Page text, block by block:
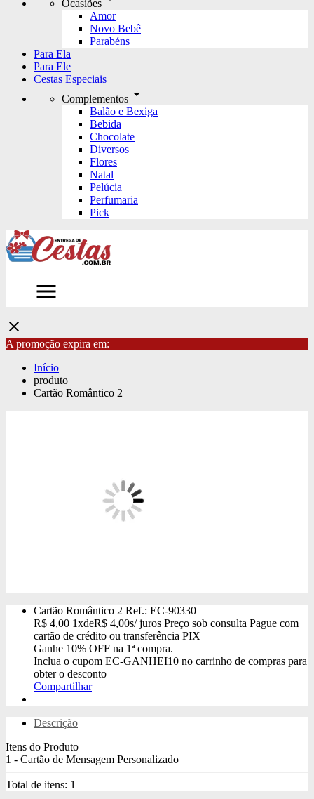
Ocasiões
Amor
Novo Bebê
Parabéns
Para Ela
Para Ele
Cestas Especiais
Complementos arrow_drop_down
Balão e Bexiga
Bebida
Chocolate
Diversos
Flores
Natal
Pelúcia
Perfumaria
Pick
menu
close
A promoção expira em:
Início
produto
Cartão Romântico 2
Cartão Romântico 2 Ref.: EC-90330
R$ 4,00 1xdeR$ 4,00s/ juros Preço sob consulta Pague com
cartão de crédito ou transferência PIX
Ganhe 10% OFF na 1ª compra.
Inclua o cupom EC-GANHEI10 no carrinho de compras para
obter o desconto
Compartilhar
Descrição
Itens do Produto
1 - Cartão de Mensagem Personalizado
Total de itens: 1